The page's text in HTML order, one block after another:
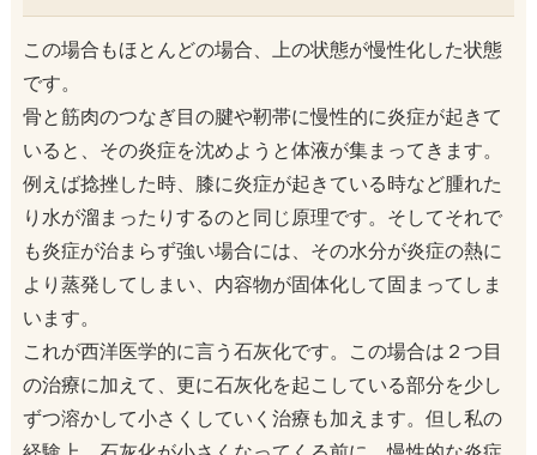
この場合もほとんどの場合、上の状態が慢性化した状態
です。
骨と筋肉のつなぎ目の腱や靭帯に慢性的に炎症が起きて
いると、その炎症を沈めようと体液が集まってきます。
例えば捻挫した時、膝に炎症が起きている時など腫れた
り水が溜まったりするのと同じ原理です。そしてそれで
も炎症が治まらず強い場合には、その水分が炎症の熱に
より蒸発してしまい、内容物が固体化して固まってしま
います。
これが西洋医学的に言う石灰化です。この場合は２つ目
の治療に加えて、更に石灰化を起こしている部分を少し
ずつ溶かして小さくしていく治療も加えます。但し私の